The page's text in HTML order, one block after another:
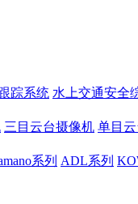
踪系统 水上交通安全
三目云台摄像机 单目
系列 ADL系列